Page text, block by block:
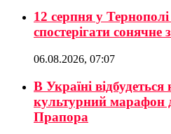
12 серпня у
спостерігати сонячне
06.08.2026, 07:07
В Україні
культурний марафон
Прапора